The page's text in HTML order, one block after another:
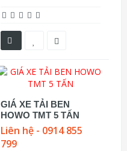
GIÁ XE TẢI BEN
HOWO TMT 5 TẤN
Liên hệ - 0914 855
799